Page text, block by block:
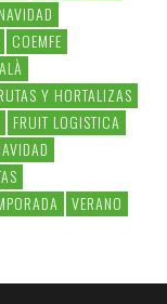
COEMFE
Y HORTALIZAS
FRUIT LOGISTICA
VERANO